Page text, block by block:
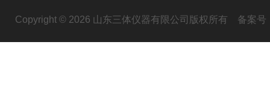
Copyright © 2026 山东三体仪器有限公司版权所有 备案号